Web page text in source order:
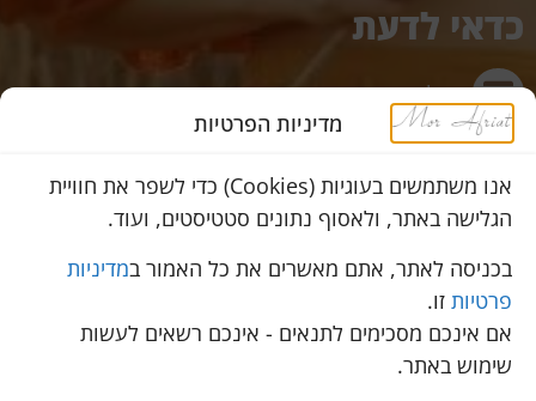
מדיניות הפרטיות
אנו משתמשים בעוגיות (Cookies) כדי לשפר את חוויית
הגלישה באתר, ולאסוף נתונים סטטיסטים, ועוד.
בכניסה לאתר, אתם מאשרים את כל האמור במדיניות
פרטיות זו.
אם אינכם מסכימים לתנאים - אינכם רשאים לעשות
שימוש באתר.
כדאי לדעת
תשלום מאובטח באשראי באתר
שירות מהיר ב-WhatsApp